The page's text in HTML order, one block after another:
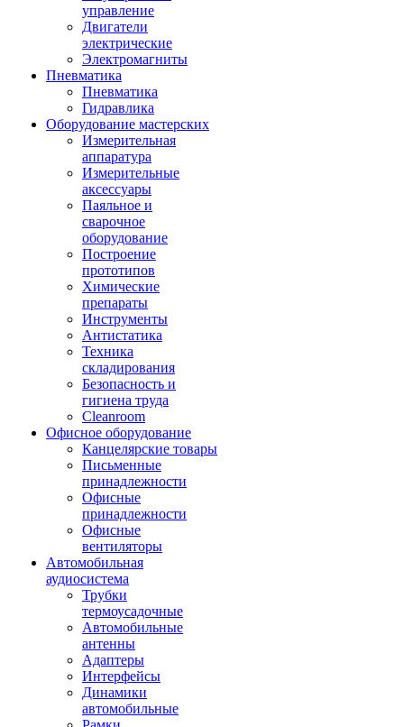
управление
Двигатели
электрические
Электромагниты
Пневматика
Пневматика
Гидравлика
Оборудование мастерских
Измерительная
аппаратура
Измерительные
аксессуары
Паяльное и
сварочное
оборудование
Построение
прототипов
Химические
препараты
Инструменты
Aнтистатика
Техника
складирования
Безопасность и
гигиена труда
Cleanroom
Офисное оборудование
Канцелярские товары
Письменные
принадлежности
Офисные
принадлежности
Офисные
вентиляторы
Автомобильная
аудиосистема
Трубки
термоусадочные
Автомобильные
антенны
Адаптеры
Интерфейсы
Динамики
автомобильные